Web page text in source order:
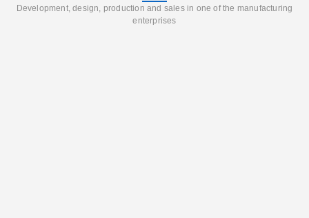
Development, design, production and sales in one of the manufacturing
enterprises